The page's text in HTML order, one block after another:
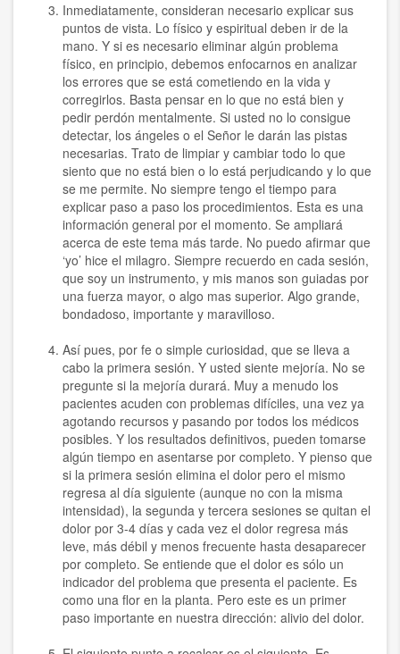
Inmediatamente, consideran necesario explicar sus
puntos de vista. Lo físico y espiritual deben ir de la
mano. Y si es necesario eliminar algún problema
físico, en principio, debemos enfocarnos en analizar
los errores que se está cometiendo en la vida y
corregirlos. Basta pensar en lo que no está bien y
pedir perdón mentalmente. Si usted no lo consigue
detectar, los ángeles o el Señor le darán las pistas
necesarias. Trato de limpiar y cambiar todo lo que
siento que no está bien o lo está perjudicando y lo que
se me permite. No siempre tengo el tiempo para
explicar paso a paso los procedimientos. Esta es una
información general por el momento. Se ampliará
acerca de este tema más tarde. No puedo afirmar que
‘yo’ hice el milagro. Siempre recuerdo en cada sesión,
que soy un instrumento, y mis manos son guiadas por
una fuerza mayor, o algo mas superior. Algo grande,
bondadoso, importante y maravilloso.
Así pues, por fe o simple curiosidad, que se lleva a
cabo la primera sesión. Y usted siente mejoría. No se
pregunte si la mejoría durará. Muy a menudo los
pacientes acuden con problemas difíciles, una vez ya
agotando recursos y pasando por todos los médicos
posibles. Y los resultados definitivos, pueden tomarse
algún tiempo en asentarse por completo. Y pienso que
si la primera sesión elimina el dolor pero el mismo
regresa al día siguiente (aunque no con la misma
intensidad), la segunda y tercera sesiones se quitan el
dolor por 3-4 días y cada vez el dolor regresa más
leve, más débil y menos frecuente hasta desaparecer
por completo. Se entiende que el dolor es sólo un
indicador del problema que presenta el paciente. Es
como una flor en la planta. Pero este es un primer
paso importante en nuestra dirección: alivio del dolor.